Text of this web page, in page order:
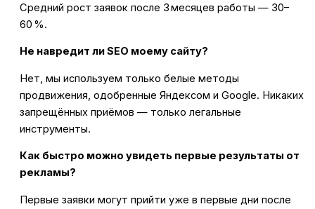
Средний рост заявок после 3 месяцев работы — 30–
60 %.
Не навредит ли SEO моему сайту?
Нет, мы используем только белые методы
продвижения, одобренные Яндексом и Google. Никаких
запрещённых приёмов — только легальные
инструменты.
Как быстро можно увидеть первые результаты от
рекламы?
Первые заявки могут прийти уже в первые дни после